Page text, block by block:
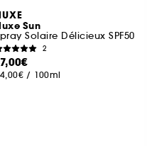
Sun
Solaire Délicieux SPF50
2
/ 100ml